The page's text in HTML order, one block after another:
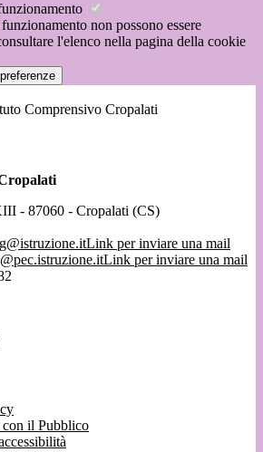
non possono essere
l'elenco nella pagina della cookie
Comprensivo Cropalati
- 87060 - Cropalati (CS)
Link per inviare una mail
Link per inviare una mail
il Pubblico